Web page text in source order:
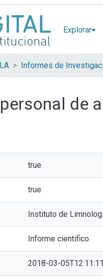
Explorar
Informes de
de
true
true
Instituto de
Informe cientifico
2018-03-